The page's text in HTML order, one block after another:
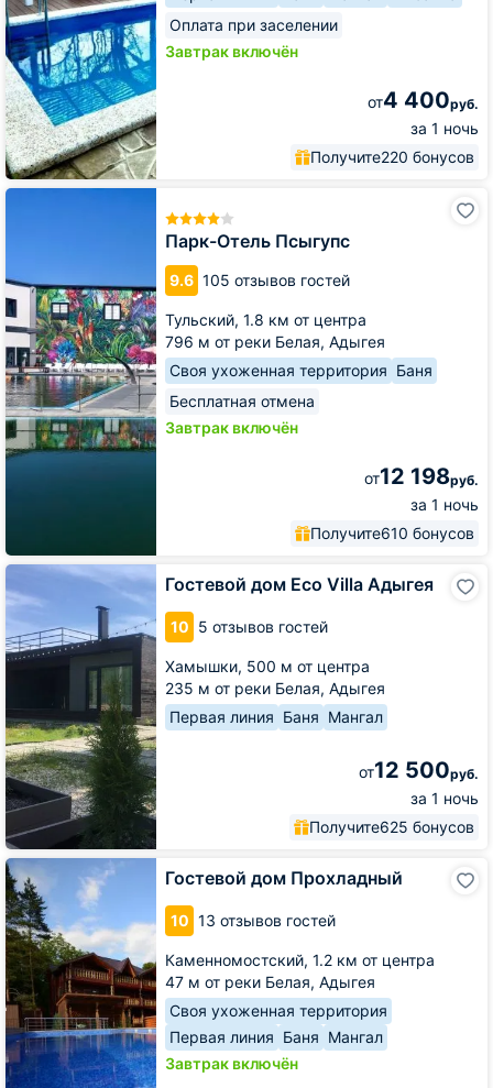
Оплата при заселении
Завтрак включён
от4 400руб.
за 1 ночь
Получите220 бонусов
Парк-Отель Псыгупс
9.6 105 отзывов гостей
Тульский, 1.8 км от центра
796 м от реки Белая, Адыгея
Своя ухоженная территория Баня
Бесплатная отмена
Завтрак включён
от12 198руб.
за 1 ночь
Получите610 бонусов
Парк-
Гостевой дом Eco Villa Адыгея
10 5 отзывов гостей
Хамышки, 500 м от центра
235 м от реки Белая, Адыгея
Первая линия Баня Мангал
от12 500руб.
за 1 ночь
Получите625 бонусов
Гостевой
дом
Villa
Адыгея
Гостевой дом Прохладный
10 13 отзывов гостей
Каменномостский, 1.2 км от центра
47 м от реки Белая, Адыгея
Своя ухоженная территория
Первая линия Баня Мангал
Завтрак включён
Гостевой
дом
Прохладный